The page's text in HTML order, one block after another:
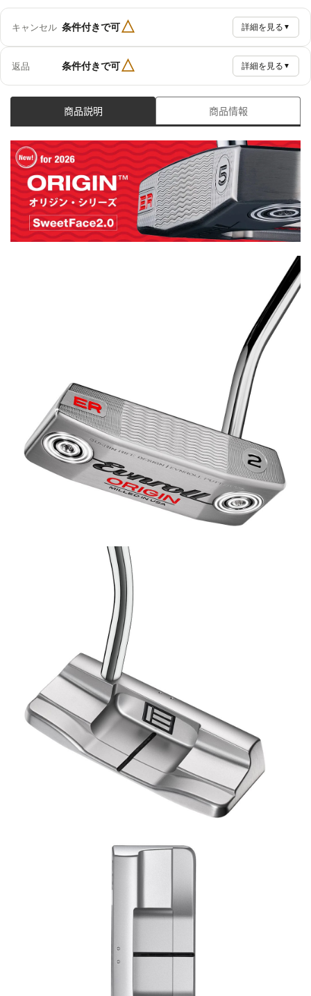
キャンセル 条件付きで可△ 詳細を見る ▼
返品 条件付きで可△ 詳細を見る ▼
商品説明 商品情報